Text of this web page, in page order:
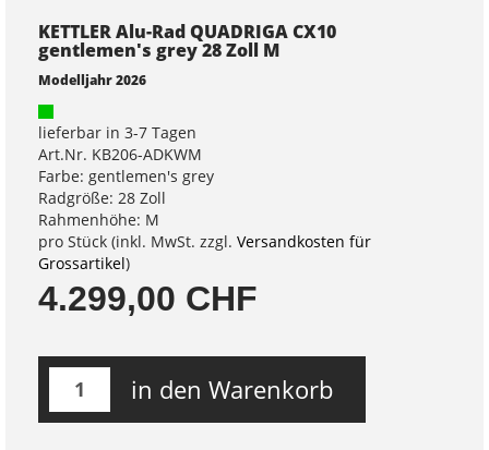
KETTLER Alu-Rad QUADRIGA CX10
gentlemen's grey 28 Zoll M
Modelljahr 2026
lieferbar in 3-7 Tagen
Art.Nr. KB206-ADKWM
Farbe: gentlemen's grey
Radgröße: 28 Zoll
Rahmenhöhe: M
pro Stück (inkl. MwSt. zzgl. Versandkosten für
Grossartikel)
4.299,00 CHF
in den Warenkorb